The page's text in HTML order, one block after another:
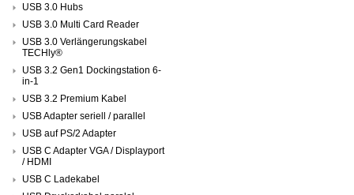
USB 3.0 Hubs
USB 3.0 Multi Card Reader
USB 3.0 Verlängerungskabel
TECHly®
USB 3.2 Gen1 Dockingstation 6-
in-1
USB 3.2 Premium Kabel
USB Adapter seriell / parallel
USB auf PS/2 Adapter
USB C Adapter VGA / Displayport
/ HDMI
USB C Ladekabel